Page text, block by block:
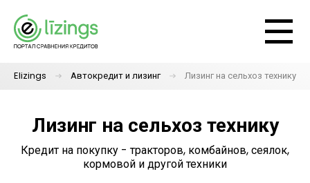
Elizings Автокредит и лизинг Лизинг на сельхоз технику
Лизинг на сельхоз технику
Кредит на покупку - тракторов, комбайнов, сеялок,
кормовой и другой техники